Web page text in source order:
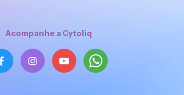
Acompanhe a Cytoliq